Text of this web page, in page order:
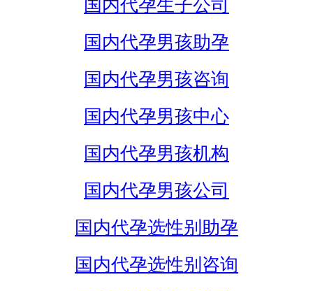
国内代孕生子公司
国内代孕男孩助孕
国内代孕男孩咨询
国内代孕男孩中心
国内代孕男孩机构
国内代孕男孩公司
国内代孕选性别助孕
国内代孕选性别咨询